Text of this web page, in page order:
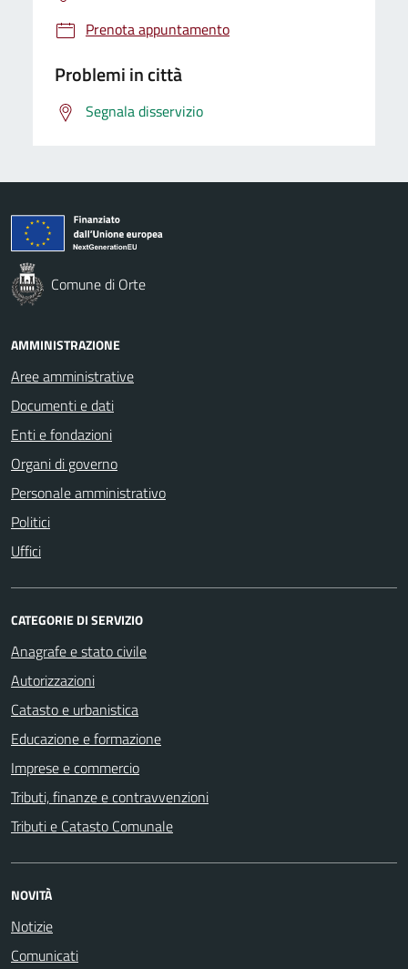
Prenota appuntamento
Problemi in città
Segnala disservizio
Comune di Orte
AMMINISTRAZIONE
Aree amministrative
Documenti e dati
Enti e fondazioni
Organi di governo
Personale amministrativo
Politici
Uffici
CATEGORIE DI SERVIZIO
Anagrafe e stato civile
Autorizzazioni
Catasto e urbanistica
Educazione e formazione
Imprese e commercio
Tributi, finanze e contravvenzioni
Tributi e Catasto Comunale
NOVITÀ
Notizie
Comunicati